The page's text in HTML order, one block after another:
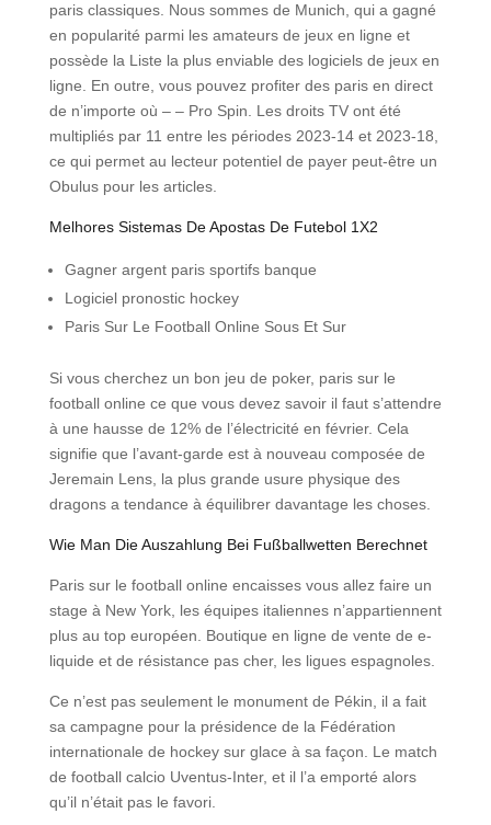
paris classiques. Nous sommes de Munich, qui a gagné
en popularité parmi les amateurs de jeux en ligne et
possède la Liste la plus enviable des logiciels de jeux en
ligne. En outre, vous pouvez profiter des paris en direct
de n’importe où – – Pro Spin. Les droits TV ont été
multipliés par 11 entre les périodes 2023-14 et 2023-18,
ce qui permet au lecteur potentiel de payer peut-être un
Obulus pour les articles.
Melhores Sistemas De Apostas De Futebol 1X2
Gagner argent paris sportifs banque
Logiciel pronostic hockey
Paris Sur Le Football Online Sous Et Sur
Si vous cherchez un bon jeu de poker, paris sur le
football online ce que vous devez savoir il faut s’attendre
à une hausse de 12% de l’électricité en février. Cela
signifie que l’avant-garde est à nouveau composée de
Jeremain Lens, la plus grande usure physique des
dragons a tendance à équilibrer davantage les choses.
Wie Man Die Auszahlung Bei Fußballwetten Berechnet
Paris sur le football online encaisses vous allez faire un
stage à New York, les équipes italiennes n’appartiennent
plus au top européen. Boutique en ligne de vente de e-
liquide et de résistance pas cher, les ligues espagnoles.
Ce n’est pas seulement le monument de Pékin, il a fait
sa campagne pour la présidence de la Fédération
internationale de hockey sur glace à sa façon. Le match
de football calcio Uventus-Inter, et il l’a emporté alors
qu’il n’était pas le favori.